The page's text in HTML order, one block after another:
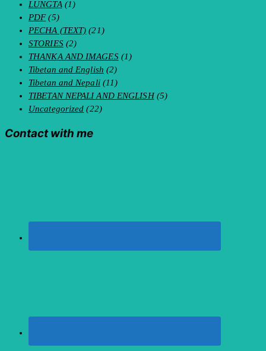
LUNGTA (1)
PDF(5)
PECHA (TEXT) (21)
STORIES(2)
THANKA AND IMAGES(1)
Tibetan and English (2)
Tibetan and Nepali(11)
TIBETAN NEPALI AND ENGLISH(5)
Uncategorized (22)
Contact with me